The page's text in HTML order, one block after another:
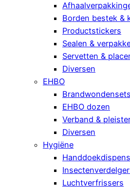
Borden bestek &
Productstickers
Sealen &
Servetten &
Diversen
EHBO
Brandwondensets
EHBO dozen
Verband &
Diversen
Hygiëne
Luchtverfrissers